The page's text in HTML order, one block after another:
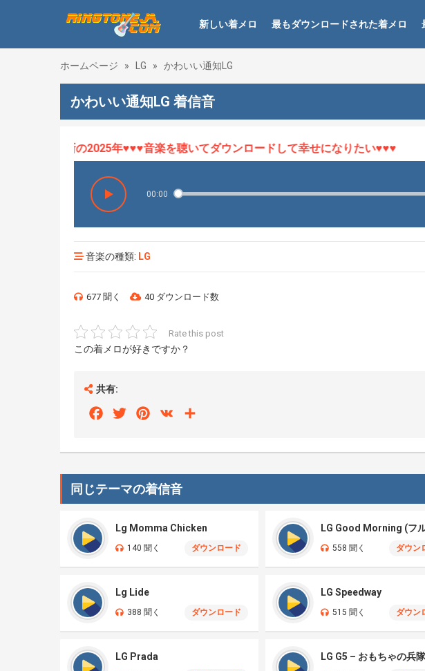
新しい着メロ 最もダウンロードされた着メロ
ホームページ » LG » かわいい通知LG
かわいい通知LG 着信音
、最新の2025年♥♥♥音楽を聴いてダウンロードして幸せになりたい♥♥♥
00:00
音楽の種類: LG
677 聞く 40 ダウンロード数
Rate this post
この着メロが好きですか？
共有:
FacebookTwitterPinterest
VK
同じテーマの着信音
Lg Momma Chicken
140 聞く ダウンロード
LG Good Morning (フ
558 聞く ダウン
Lg Lide
388 聞く ダウンロード
LG Speedway
515 聞く ダウン
LG Prada LG G5 – おもちゃの兵隊